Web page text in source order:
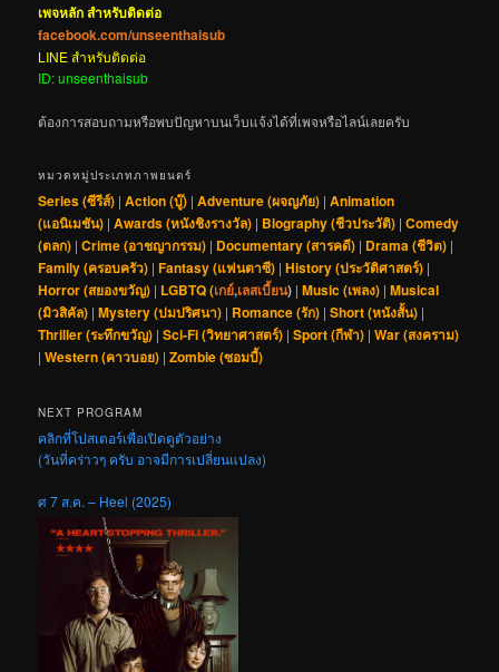
เพจหลัก สำหรับติดต่อ
facebook.com/unseenthaisub
LINE สำหรับติดต่อ
ID: unseenthaisub
ต้องการสอบถามหรือพบปัญหาบนเว็บแจ้งได้ที่เพจหรือไลน์เลยครับ
หมวดหมู่ประเภทภาพยนตร์
Series (ซีรีส์) |Action (บู๊) |Adventure (ผจญภัย) |Animation
(แอนิเมชัน) |Awards (หนังชิงรางวัล) | Biography (ชีวประวัติ) |Comedy
(ตลก) |Crime (อาชญากรรม) | Documentary (สารคดี) | Drama (ชีวิต) |
Family (ครอบครัว) |Fantasy (แฟนตาซี) |History (ประวัติศาสตร์) |
Horror (สยองขวัญ) | LGBTQ (เกย์,เลสเบี้ยน) |Music (เพลง) |Musical
(มิวสิคัล) |Mystery (ปมปริศนา) | Romance (รัก) |Short (หนังสั้น) |
Thriller (ระทึกขวัญ) |Sci-Fi (วิทยาศาสตร์) |Sport (กีฬา) |War (สงคราม)
|Western (คาวบอย) |Zombie (ซอมบี้)
NEXT PROGRAM
คลิกที่โปสเตอร์เพื่อเปิดดูตัวอย่าง
(วันที่คร่าวๆ ครับ อาจมีการเปลี่ยนแปลง)
ศ 7 ส.ค. – Heel (2025)